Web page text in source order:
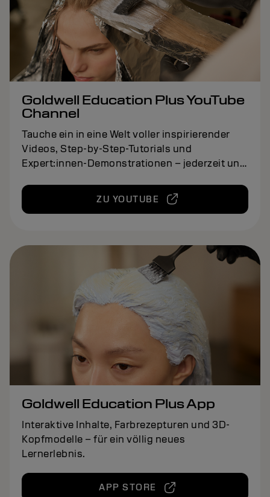
Goldwell Education Plus YouTube
Channel
Tauche ein in eine Welt voller inspirierender
Videos, Step-by-Step-Tutorials und
Expert:innen-Demonstrationen – jederzeit und
ZU YOUTUBE
Goldwell Education Plus App
Interaktive Inhalte, Farbrezepturen und 3D-
Kopfmodelle – für ein völlig neues
Lernerlebnis.
APP STORE